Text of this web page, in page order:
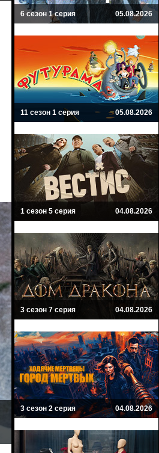
6 сезон 1 серия 05.08.2026
11 сезон 1 серия 05.08.2026
1 сезон 5 серия 04.08.2026
3 сезон 7 серия 04.08.2026
3 сезон 2 серия 04.08.2026